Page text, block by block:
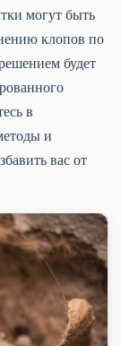
могут быть
клопов по
будет
в
и
вас от